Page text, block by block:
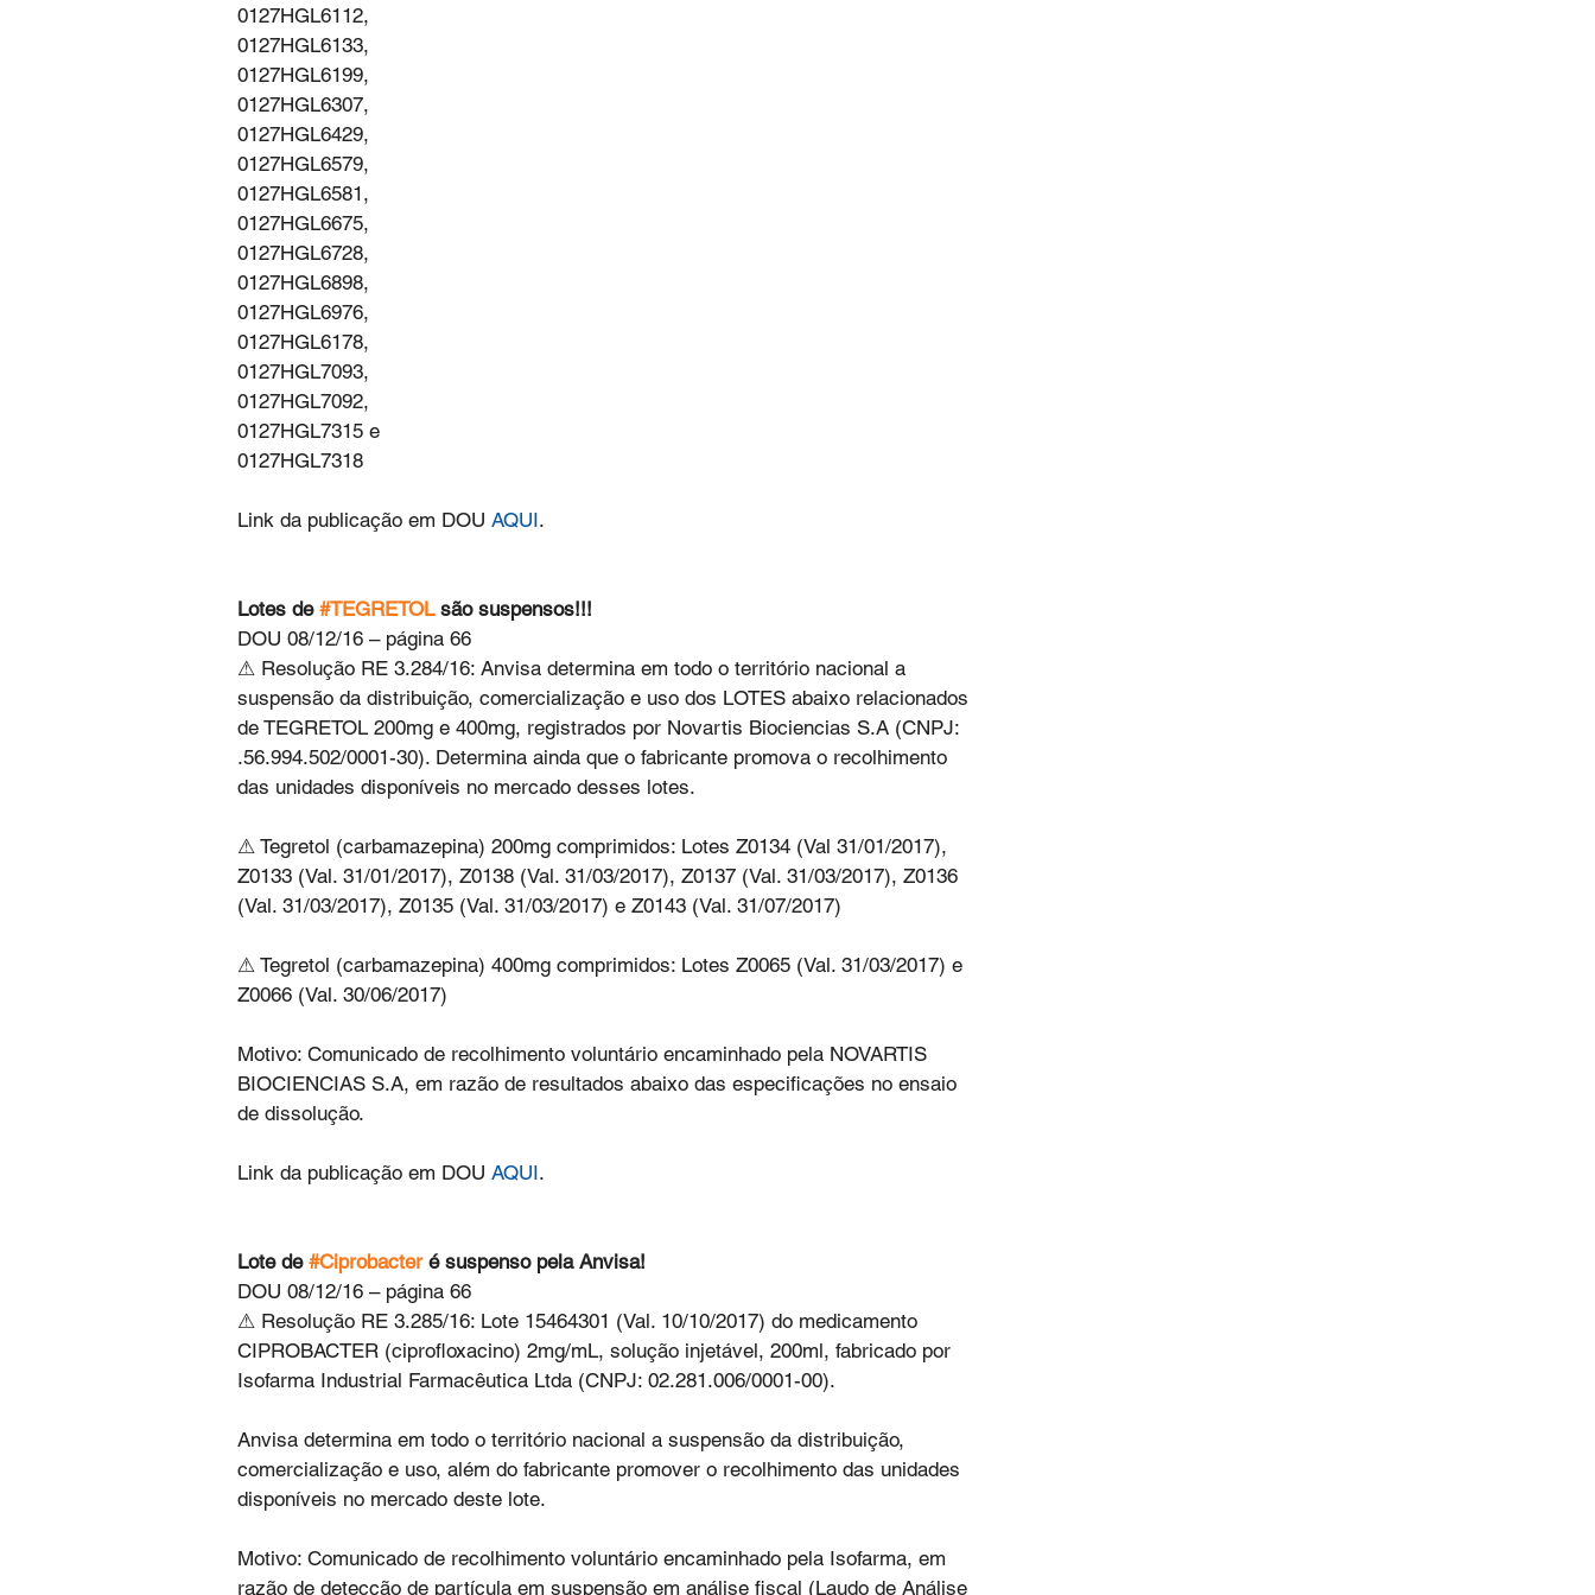
0127HGL6112,
0127HGL6133,
0127HGL6199,
0127HGL6307,
0127HGL6429,
0127HGL6579,
0127HGL6581,
0127HGL6675,
0127HGL6728,
0127HGL6898,
0127HGL6976,
0127HGL6178,
0127HGL7093,
0127HGL7092,
0127HGL7315 e
0127HGL7318
Link da publicação em DOU AQUI.
Lotes de #TEGRETOL são suspensos!!!
DOU 08/12/16 – página 66
⚠ Resolução RE 3.284/16: Anvisa determina em todo o território nacional a
suspensão da distribuição, comercialização e uso dos LOTES abaixo relacionados
de TEGRETOL 200mg e 400mg, registrados por Novartis Biociencias S.A (CNPJ:
.56.994.502/0001-30). Determina ainda que o fabricante promova o recolhimento
das unidades disponíveis no mercado desses lotes.
⚠ Tegretol (carbamazepina) 200mg comprimidos: Lotes Z0134 (Val 31/01/2017),
Z0133 (Val. 31/01/2017), Z0138 (Val. 31/03/2017), Z0137 (Val. 31/03/2017), Z0136
(Val. 31/03/2017), Z0135 (Val. 31/03/2017) e Z0143 (Val. 31/07/2017)
⚠ Tegretol (carbamazepina) 400mg comprimidos: Lotes Z0065 (Val. 31/03/2017) e
Z0066 (Val. 30/06/2017)
Motivo: Comunicado de recolhimento voluntário encaminhado pela NOVARTIS
BIOCIENCIAS S.A, em razão de resultados abaixo das especificações no ensaio
de dissolução.
Link da publicação em DOU AQUI.
Lote de #Ciprobacter é suspenso pela Anvisa!
DOU 08/12/16 – página 66
⚠ Resolução RE 3.285/16: Lote 15464301 (Val. 10/10/2017) do medicamento
CIPROBACTER (ciprofloxacino) 2mg/mL, solução injetável, 200ml, fabricado por
Isofarma Industrial Farmacêutica Ltda (CNPJ: 02.281.006/0001-00).
Anvisa determina em todo o território nacional a suspensão da distribuição,
comercialização e uso, além do fabricante promover o recolhimento das unidades
disponíveis no mercado deste lote.
Motivo: Comunicado de recolhimento voluntário encaminhado pela Isofarma, em
razão de detecção de partícula em suspensão em análise fiscal (Laudo de Análise